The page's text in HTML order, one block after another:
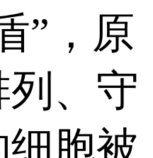
”，原
、守
胞被